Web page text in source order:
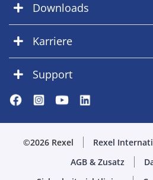
Downloads
Karriere
Support
©2026 Rexel Rexel
AGB & Zusatz